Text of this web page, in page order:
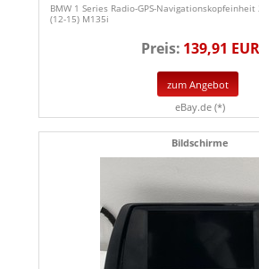
BMW 1 Series Radio-GPS-
(12-15) M135i
Preis: 139,91 EUR
zum Angebot
eBay.de (*)
Bildschirme